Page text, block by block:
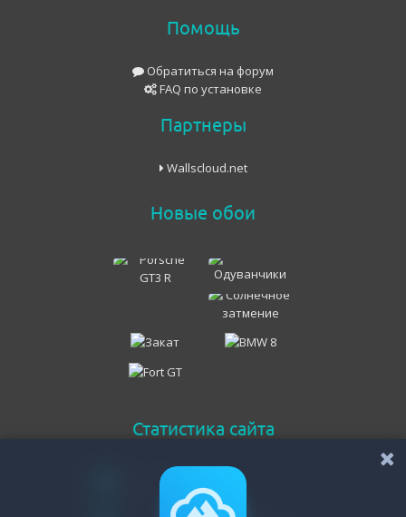
Помощь
Обратиться на форум
FAQ по установке
Партнеры
Wallscloud.net
Новые обои
Статистика сайта
Онлайн всего
Гостей